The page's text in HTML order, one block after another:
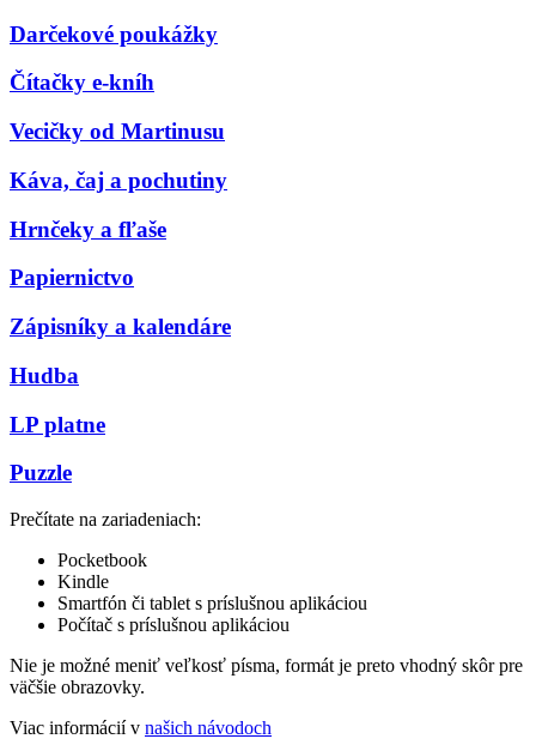
Darčekové poukážky
Čítačky e-kníh
Vecičky od Martinusu
Káva, čaj a pochutiny
Hrnčeky a fľaše
Papiernictvo
Zápisníky a kalendáre
Hudba
LP platne
Puzzle
Prečítate na zariadeniach:
Pocketbook
Kindle
Smartfón či tablet s príslušnou aplikáciou
Počítač s príslušnou aplikáciou
Nie je možné meniť veľkosť písma, formát je preto vhodný skôr pre
väčšie obrazovky.
Viac informácií v našich návodoch